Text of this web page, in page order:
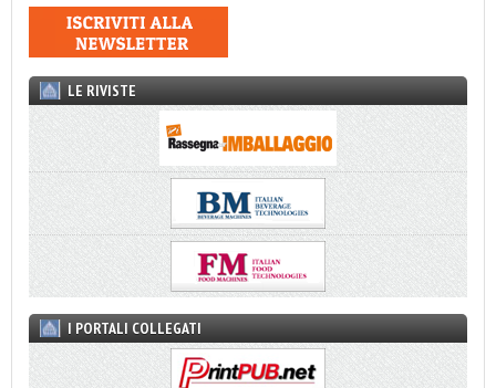
LE RIVISTE
I PORTALI COLLEGATI